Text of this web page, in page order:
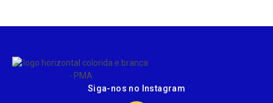
Siga-nos no Instagram